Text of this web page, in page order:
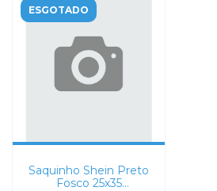
ESGOTADO
Saquinho Shein Preto
Fosco 25x35